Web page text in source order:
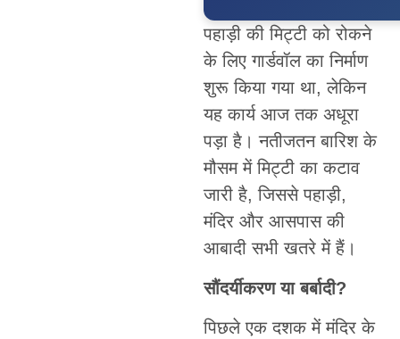
पहाड़ी की मिट्टी को रोकने
के लिए गार्डवॉल का निर्माण
शुरू किया गया था, लेकिन
यह कार्य आज तक अधूरा
पड़ा है। नतीजतन बारिश के
मौसम में मिट्टी का कटाव
जारी है, जिससे पहाड़ी,
मंदिर और आसपास की
आबादी सभी खतरे में हैं।
सौंदर्यीकरण या बर्बादी?
पिछले एक दशक में मंदिर के